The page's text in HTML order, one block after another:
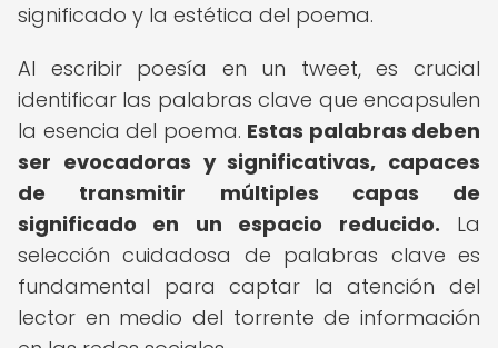
significado y la estética del poema.
Al escribir poesía en un tweet, es crucial
identificar las palabras clave que encapsulen
la esencia del poema. Estas palabras deben
ser evocadoras y significativas, capaces
de transmitir múltiples capas de
significado en un espacio reducido. La
selección cuidadosa de palabras clave es
fundamental para captar la atención del
lector en medio del torrente de información